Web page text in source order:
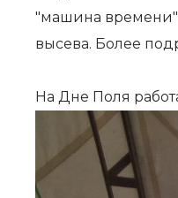
"машина времени"
высева. Более
На Дне Поля